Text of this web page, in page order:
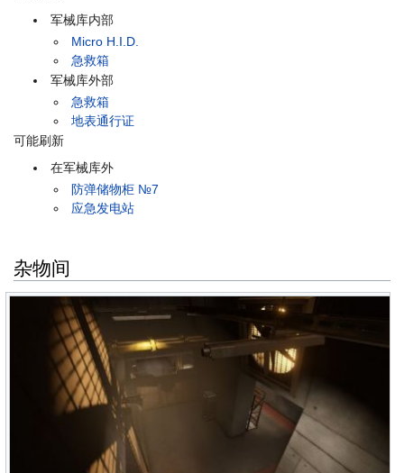
军械库内部
Micro H.I.D.
急救箱
军械库外部
急救箱
地表通行证
可能刷新
在军械库外
防弹储物柜 №7
应急发电站
杂物间